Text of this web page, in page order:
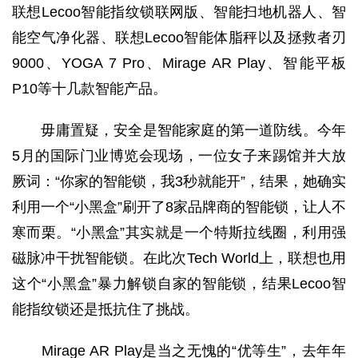
联想Lecoo智能指纹锁联网版、智能扫地机器人、智
能空气净化器、联想Lecoo智能体脂秤以及拯救者刃
9000、YOGA 7 Pro、Mirage AR Play、智能平板
P10等十几款智能产品。
毋庸置疑，安全是智能家庭的第一道防线。今年
5月的国际门业博览会现场，一位女子来踢馆并大放
厥词：“你家的智能锁，我3秒就能开”，结果，她确实
利用一个“小黑盒”刷开了8家品牌商的智能锁，让人不
寒而栗。“小黑盒”其实就是一个特斯拉线圈，利用强
磁脉冲干扰智能锁。在此次Tech World上，联想也用
这个“小黑盒”暴力解锁自家的智能锁，结果Lecoo智
能指纹锁还是抵抗住了挑战。
Mirage AR Play是当之无愧的“优等生”，去年年